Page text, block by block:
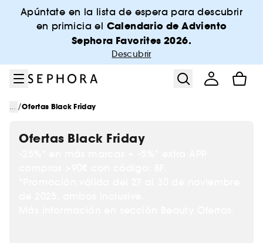
Ir al menú
Ir al contenido principal
Ir al pie de página
Apúntate en la lista de espera para descubrir
en primicia el Calendario de Adviento
Sephora Favorites 2026.
Descubrir
... /Ofertas Black Friday
Ofertas Black Friday